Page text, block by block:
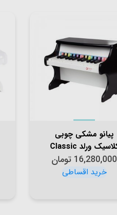
پیانو مشکی چوبی
کلاسیک ورلد Classic
World Black Piano
مدل 2817
16,280,000 تومان